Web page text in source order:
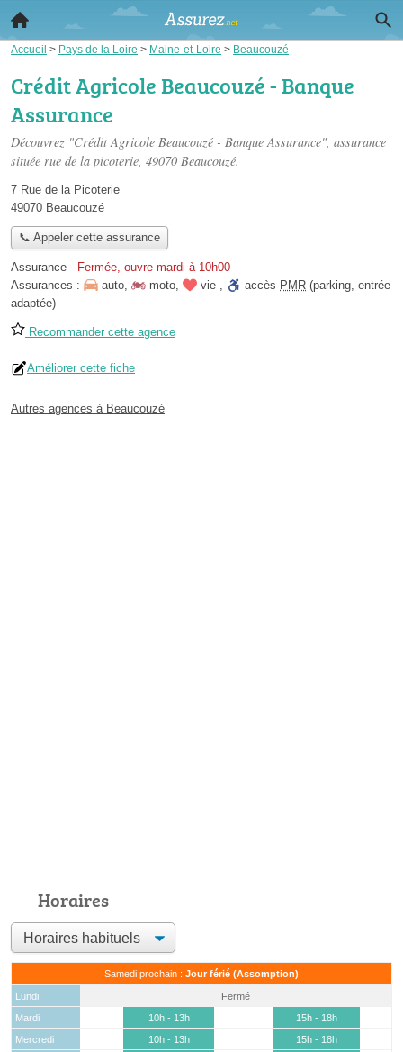
Accueil > Pays de la Loire > Maine-et-Loire > Beaucouzé
Crédit Agricole Beaucouzé - Banque
Assurance
Découvrez "Crédit Agricole Beaucouzé - Banque Assurance", assurance
située rue de la picoterie, 49070 Beaucouzé.
7 Rue de la Picoterie
49070 Beaucouzé
📞 Appeler cette assurance
Assurance - Fermée, ouvre mardi à 10h00
Assurances :
auto, moto, vie , accès PMR (parking, entrée
adaptée)
Recommander cette agence
Améliorer cette fiche
Autres agences à Beaucouzé
Horaires
Samedi prochain : Jour férié (Assomption)
Lundi
Fermé
Mardi
10h - 13h
15h - 18h
Mercredi
10h - 13h
15h - 18h